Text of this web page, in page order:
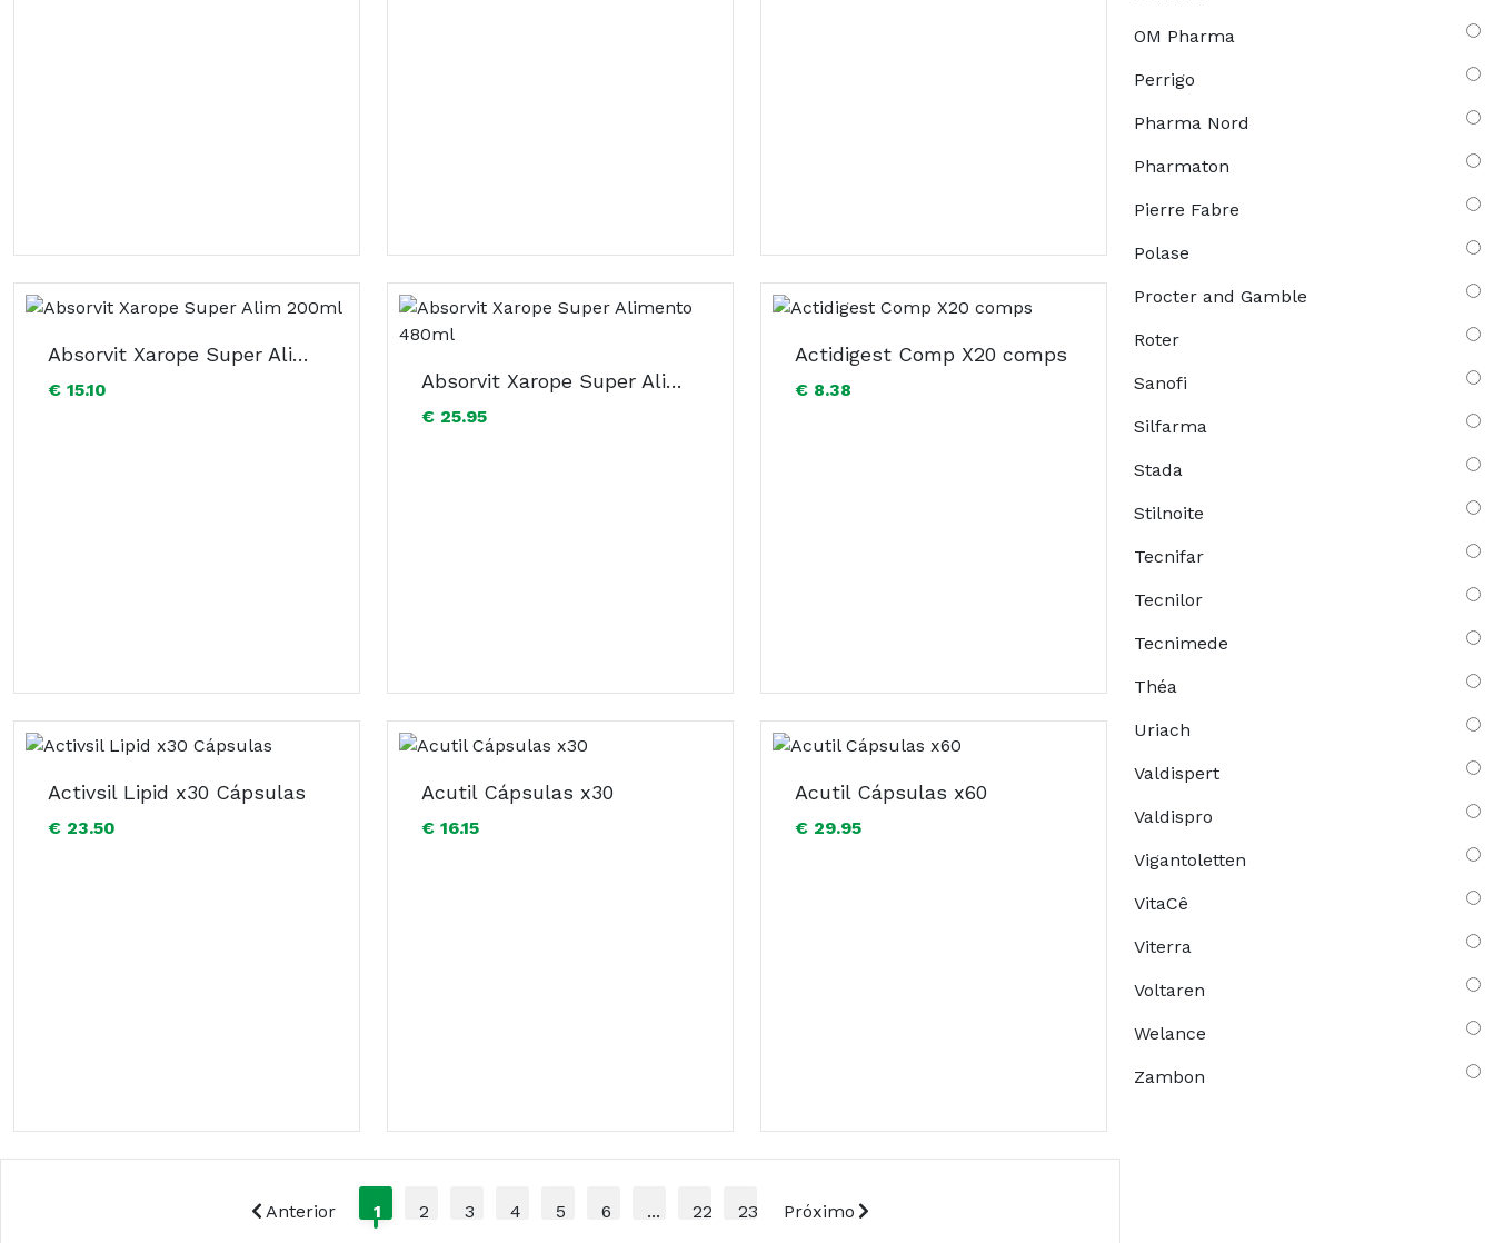
Absorvit Xarope Super Alim 200ml
€ 15.10 Absorvit Xarope Super Alimento 480ml
€ 25.95
Actidigest Comp X20 comps
€ 8.38
Activsil Lipid x30 Cápsulas
€ 23.50
Acutil Cápsulas x30
€ 16.15
Acutil Cápsulas x60
€ 29.95
Anterior 1 2 3 4 5 6 ... 22 23 Próximo
OM Pharma
Perrigo
Pharma Nord
Pharmaton
Pierre Fabre
Polase
Procter and Gamble
Roter
Sanofi
Silfarma
Stada
Stilnoite
Tecnifar
Tecnilor
Tecnimede
Théa
Uriach
Valdispert
Valdispro
Vigantoletten
VitaCê
Viterra
Voltaren
Welance
Zambon